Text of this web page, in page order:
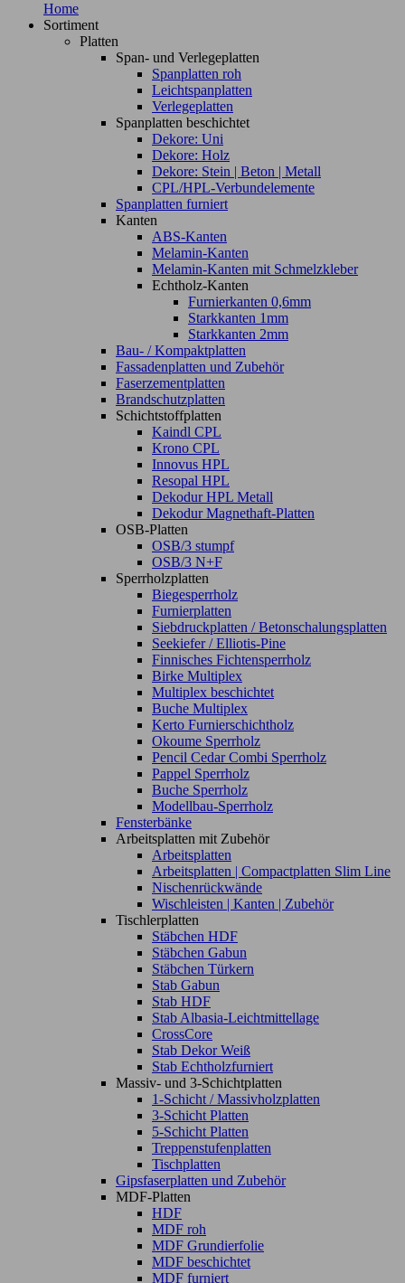
Home
Sortiment
Platten
Span- und Verlegeplatten
Spanplatten roh
Leichtspanplatten
Verlegeplatten
Spanplatten beschichtet
Dekore: Uni
Dekore: Holz
Dekore: Stein | Beton | Metall
CPL/HPL-Verbundelemente
Spanplatten furniert
Kanten
ABS-Kanten
Melamin-Kanten
Melamin-Kanten mit Schmelzkleber
Echtholz-Kanten
Furnierkanten 0,6mm
Starkkanten 1mm
Starkkanten 2mm
Bau- / Kompaktplatten
Fassadenplatten und Zubehör
Faserzementplatten
Brandschutzplatten
Schichtstoffplatten
Kaindl CPL
Krono CPL
Innovus HPL
Resopal HPL
Dekodur HPL Metall
Dekodur Magnethaft-Platten
OSB-Platten
OSB/3 stumpf
OSB/3 N+F
Sperrholzplatten
Biegesperrholz
Furnierplatten
Siebdruckplatten / Betonschalungsplatten
Seekiefer / Elliotis-Pine
Finnisches Fichtensperrholz
Birke Multiplex
Multiplex beschichtet
Buche Multiplex
Kerto Furnierschichtholz
Okoume Sperrholz
Pencil Cedar Combi Sperrholz
Pappel Sperrholz
Buche Sperrholz
Modellbau-Sperrholz
Fensterbänke
Arbeitsplatten mit Zubehör
Arbeitsplatten
Arbeitsplatten | Compactplatten Slim Line
Nischenrückwände
Wischleisten | Kanten | Zubehör
Tischlerplatten
Stäbchen HDF
Stäbchen Gabun
Stäbchen Türkern
Stab Gabun
Stab HDF
Stab Albasia-Leichtmittellage
CrossCore
Stab Dekor Weiß
Stab Echtholzfurniert
Massiv- und 3-Schichtplatten
1-Schicht / Massivholzplatten
3-Schicht Platten
5-Schicht Platten
Treppenstufenplatten
Tischplatten
Gipsfaserplatten und Zubehör
MDF-Platten
HDF
MDF roh
MDF Grundierfolie
MDF beschichtet
MDF furniert